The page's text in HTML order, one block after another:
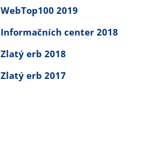
WebTop100 2019
Informačních center 2018
Zlatý erb 2018
Zlatý erb 2017